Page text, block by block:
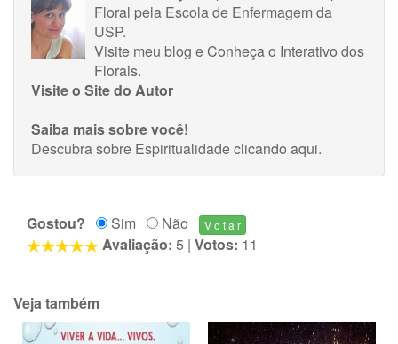
Floral pela Escola de Enfermagem da
USP.
Visite meu blog eConheça o Interativo dos
Florais.
Visite o Site do Autor
Saiba mais sobre você!
Descubra sobre Espiritualidadeclicando aqui.
Gostou? Sim
Não
Avaliação: 5 | Votos: 11
Veja também